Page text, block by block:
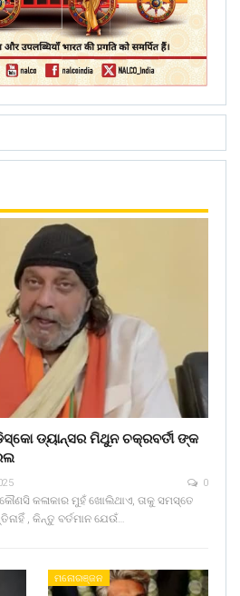
ଡ୍ୟାନ୍ସର ମିଥୁନ ଚକ୍ରବର୍ତୀ ଙ୍କ
0
କଳାକାର ମୁହଁ ଖୋଲିଥାଏ, ତାକୁ ସମସ୍ତେ
, କିନ୍ତୁ ବର୍ତମାନ ଯେଉଁ…
ମନୋରଞ୍ଜନ